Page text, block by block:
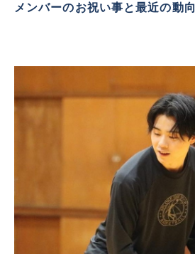
メンバーのお祝い事と最近の動向